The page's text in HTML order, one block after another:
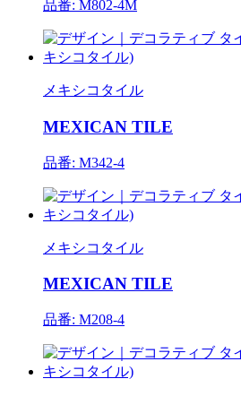
品番: M802-4M
メキシコタイル
MEXICAN TILE
品番: M342-4
メキシコタイル
MEXICAN TILE
品番: M208-4